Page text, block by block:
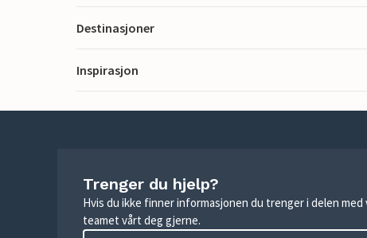
Destinasjoner
Inspirasjon
Trenger du hjelp?
Hvis du ikke finner informasjonen du trenger i delen
teamet vårt deg gjerne.